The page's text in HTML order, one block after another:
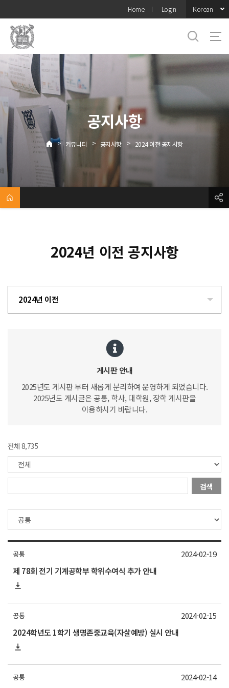
메뉴
Home Login Korean
공지사항
> 커뮤니티 > 공지사항 > 2024 이전 공지사항
2024년 이전 공지사항
2024년 이전
게시판 안내
2025년도 게시판 부터 새롭게 분리하여 운영하게 되었습니다.
2025년도 게시글은 공통, 학사, 대학원, 장학 게시판을
이용하시기 바랍니다.
전체 8,735
검색
공통
제 78회 전기 기계공학부 학위수여식 추가 안내
2024-02-19
공통
2024학년도 1학기 생명존중교육(자살예방) 실시 안내
2024-02-15
공통 2024-02-14